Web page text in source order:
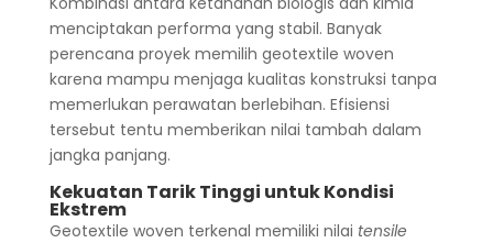
menciptakan performa yang stabil. Banyak
perencana proyek memilih geotextile woven
karena mampu menjaga kualitas konstruksi tanpa
memerlukan perawatan berlebihan. Efisiensi
tersebut tentu memberikan nilai tambah dalam
jangka panjang.
Kekuatan Tarik Tinggi untuk Kondisi
Ekstrem
Geotextile woven terkenal memiliki nilai tensile